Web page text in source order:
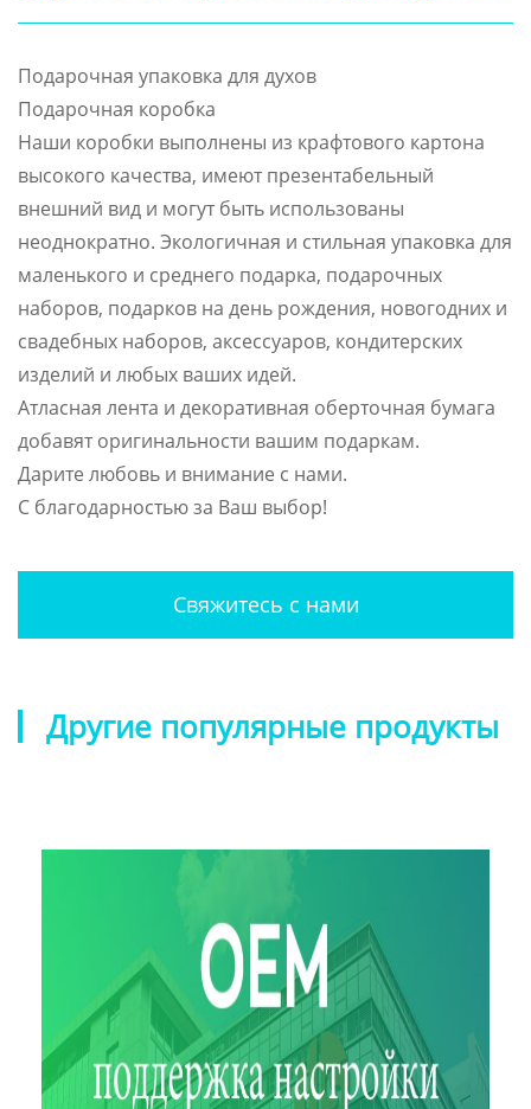
Подарочная упаковка для духов
Подарочная коробка
Наши коробки выполнены из крафтового картона
высокого качества, имеют презентабельный
внешний вид и могут быть использованы
неоднократно. Экологичная и стильная упаковка для
маленького и среднего подарка, подарочных
наборов, подарков на день рождения, новогодних и
свадебных наборов, аксессуаров, кондитерских
изделий и любых ваших идей.
Атласная лента и декоративная оберточная бумага
добавят оригинальности вашим подаркам.
Дарите любовь и внимание с нами.
С благодарностью за Ваш выбор!
Свяжитесь с нами
Другие популярные продукты